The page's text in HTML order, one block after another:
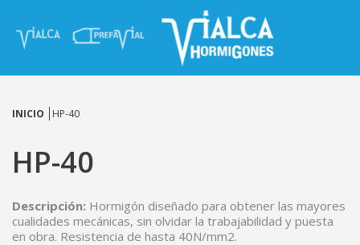
INICIO HP-40
HP-40
Descripción: Hormigón diseñado para obtener las mayores
cualidades mecánicas, sin olvidar la trabajabilidad y puesta
en obra. Resistencia de hasta 40N/mm2.